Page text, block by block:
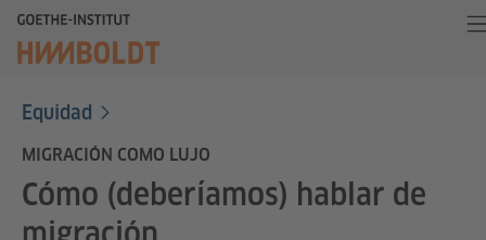
Equidad
MIGRACIÓN COMO LUJO
Cómo (deberíamos) hablar de